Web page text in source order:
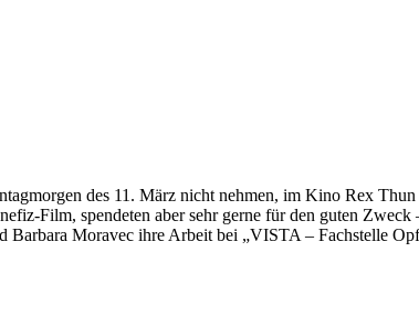
des 11. März nicht nehmen, im Kino Rex
Film, spendeten aber sehr gerne für den guten
Moravec ihre Arbeit bei „VISTA – Fachstelle